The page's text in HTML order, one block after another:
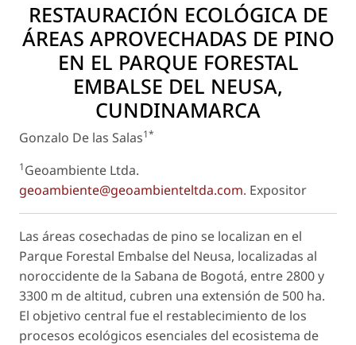
RESTAURACIÓN ECOLÓGICA DE
ÁREAS APROVECHADAS DE PINO
EN EL PARQUE FORESTAL
EMBALSE DEL NEUSA,
CUNDINAMARCA
Gonzalo De las Salas1*
1Geoambiente Ltda.
geoambiente@geoambienteltda.com. Expositor
Las áreas cosechadas de pino se localizan en el
Parque Forestal Embalse del Neusa, localizadas al
noroccidente de la Sabana de Bogotá, entre 2800 y
3300 m de altitud, cubren una extensión de 500 ha.
El objetivo central fue el restablecimiento de los
procesos ecológicos esenciales del ecosistema de